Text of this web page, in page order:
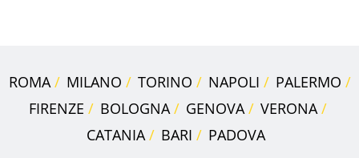
ROMA MILANO TORINO NAPOLI
PALERMO
FIRENZE
BOLOGNA GENOVA
VERONA
CATANIA
BARI PADOVA